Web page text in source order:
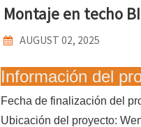
Montaje en techo
AUGUST 02, 2025
Información del
Fecha de finalización del
Ubicación del proyecto: